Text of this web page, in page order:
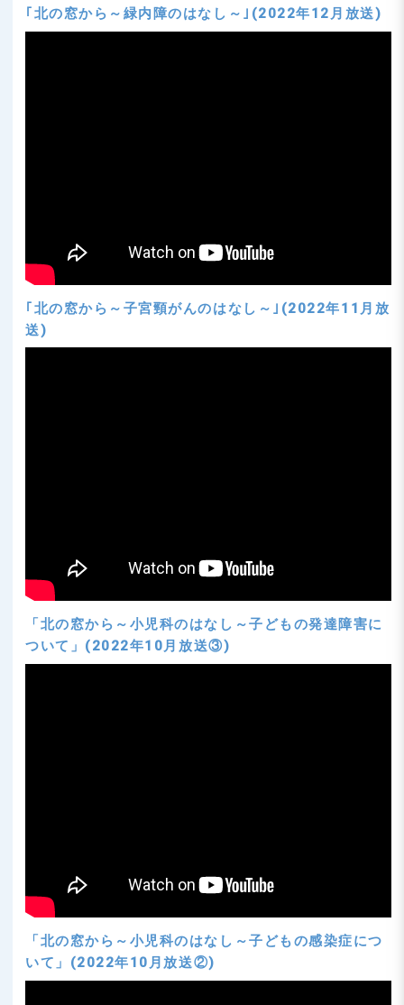
｢北の窓から～緑内障のはなし～｣(2022年12月放送)
｢北の窓から～子宮頸がんのはなし～｣(2022年11月放
送)
「北の窓から～小児科のはなし～子どもの発達障害に
ついて」(2022年10月放送③)
「北の窓から～小児科のはなし～子どもの感染症につ
いて」(2022年10月放送②)